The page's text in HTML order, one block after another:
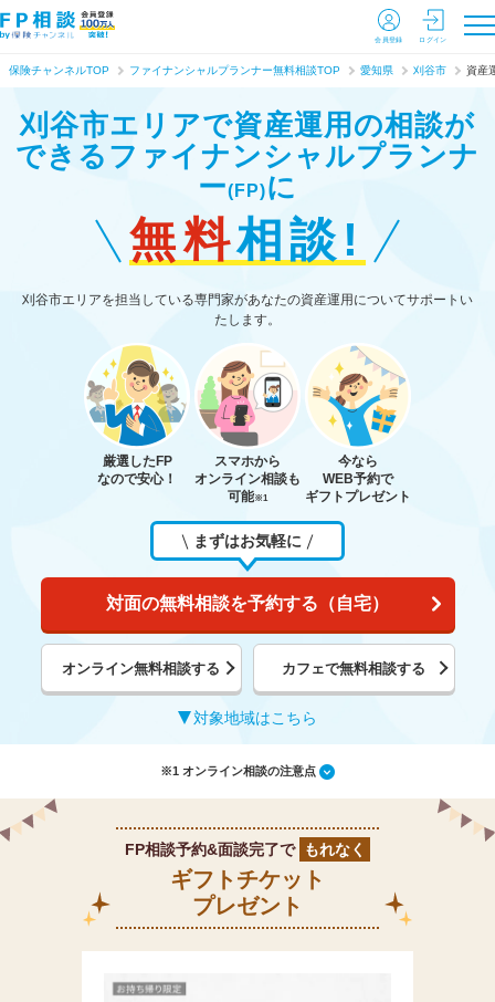
会員登録 ログイン
保険チャンネルTOP ファイナンシャルプランナー無料相談TOP 愛知県 刈谷市 資産
刈谷市エリアで資産運用の相談が
できる ファイナンシャルプランナ
ー(FP)に
無料相談!
刈谷市エリアを担当している専門家があなたの資産運用についてサポートい
たします。
厳選したFP
なので安心！
スマホから
オンライン相談も
可能※1
今なら
WEB予約で
ギフトプレゼント
まずはお気軽に
対面の無料相談を予約する（自宅）
オンライン無料相談する カフェで無料相談する
対象地域はこちら
※1 オンライン相談の注意点
FP相談予約&面談完了で もれなく
ギフトチケット
プレゼント